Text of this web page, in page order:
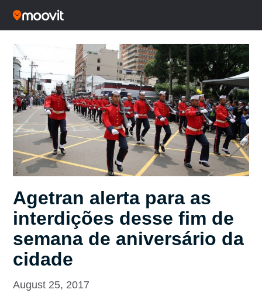
Agetran alerta para as
interdições desse fim de
semana de aniversário da
cidade
August 25, 2017